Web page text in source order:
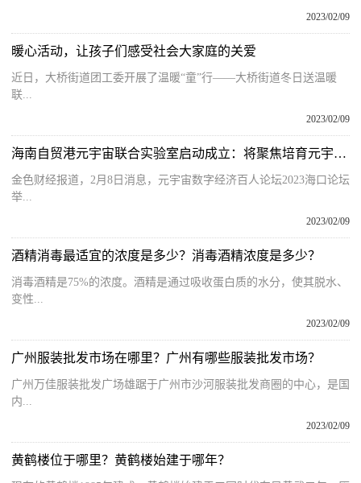
2023/02/09
暖心活动，让孩子们感受社会大家庭的关爱
近日，大桥街道团工委开展了温暖“童”行——大桥街道冬日送温暖
联...
2023/02/09
海南自贸港元宇宙联合实验室启动成立：将聚焦培育元宇宙细分产业链
金色财经报道，2月8日消息，元宇宙数字经济百人论坛2023海口论坛
举...
2023/02/09
酒精消毒最适宜的浓度是多少？消毒酒精浓度是多少？
消毒酒精是75%的浓度。酒精是通过吸收蛋白质的水分，使其脱水、
变性...
2023/02/09
广州服装批发市场在哪里？广州有哪些服装批发市场？
广州万佳服装批发广场雄踞于广州市沙河服装批发商圈的中心，是国
内...
2023/02/09
黄鹤楼位于哪里？黄鹤楼始建于哪年？